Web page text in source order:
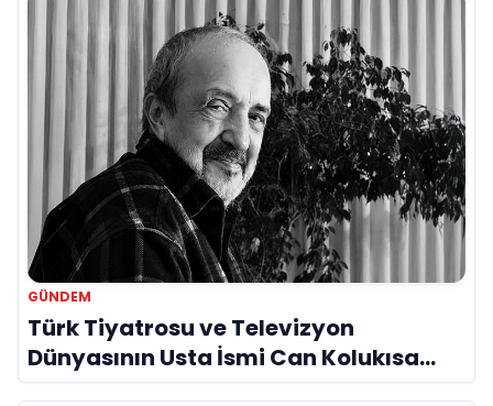
GÜNDEM
Türk Tiyatrosu ve Televizyon
Dünyasının Usta İsmi Can Kolukısa
Hayatını Kaybetti